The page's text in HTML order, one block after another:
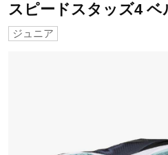
サッカー／フットサ
スピードスタッズ4 ベ
ジュニア